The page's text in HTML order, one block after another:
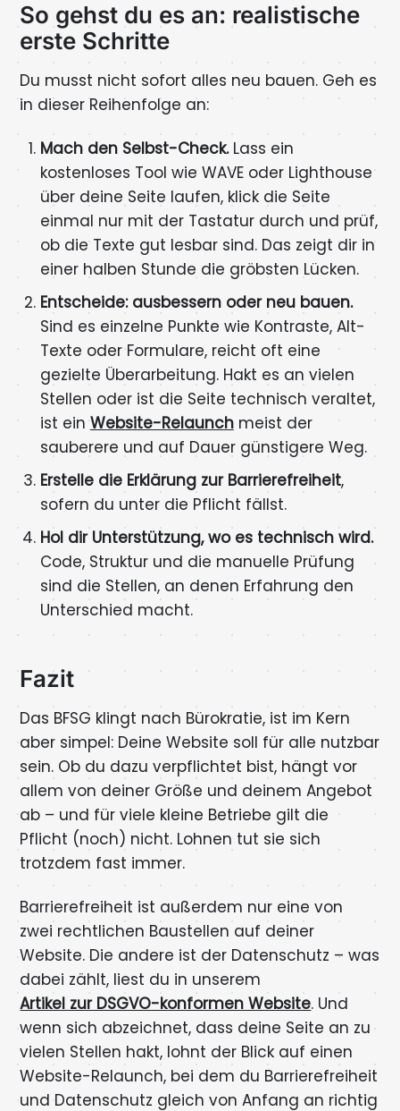
So gehst du es an: realistische
erste Schritte
Du musst nicht sofort alles neu bauen. Geh es
in dieser Reihenfolge an:
Mach den Selbst-Check.Lass ein
kostenloses Tool wie WAVE oder Lighthouse
über deine Seite laufen, klick die Seite
einmal nur mit der Tastatur durch und prüf,
ob die Texte gut lesbar sind. Das zeigt dir in
einer halben Stunde die gröbsten Lücken.
Entscheide: ausbessern oder neu bauen.
Sind es einzelne Punkte wie Kontraste, Alt-
Texte oder Formulare, reicht oft eine
gezielte Überarbeitung. Hakt es an vielen
Stellen oder ist die Seite technisch veraltet,
ist ein Website-Relaunchmeist der
sauberere und auf Dauer günstigere Weg.
Erstelle die Erklärung zur Barrierefreiheit,
sofern du unter die Pflicht fällst.
Hol dir Unterstützung, wo es technisch wird.
Code, Struktur und die manuelle Prüfung
sind die Stellen, an denen Erfahrung den
Unterschied macht.
Fazit
Das BFSG klingt nach Bürokratie, ist im Kern
aber simpel: Deine Website soll für alle nutzbar
sein. Ob du dazu verpflichtet bist, hängt vor
allem von deiner Größe und deinem Angebot
ab – und für viele kleine Betriebe gilt die
Pflicht (noch) nicht. Lohnen tut sie sich
trotzdem fast immer.
Barrierefreiheit ist außerdem nur eine von
zwei rechtlichen Baustellen auf deiner
Website. Die andere ist der Datenschutz – was
dabei zählt, liest du in unserem
Artikel zur DSGVO-konformen Website. Und
wenn sich abzeichnet, dass deine Seite an zu
vielen Stellen hakt, lohnt der Blick auf einen
Website-Relaunch, bei dem du Barrierefreiheit
und Datenschutz gleich von Anfang an richtig